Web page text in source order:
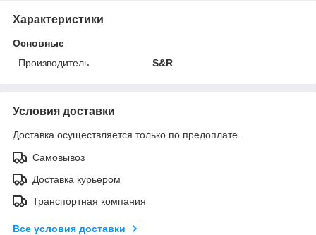
Характеристики
Основные
Производитель
S&R
Условия доставки
Доставка осуществляется только по предоплате.
Самовывоз
Доставка курьером
Транспортная компания
Все условия доставки